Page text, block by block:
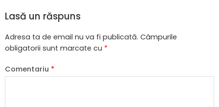
Lasă un răspuns
Adresa ta de email nu va fi publicată. Câmpurile
obligatorii sunt marcate cu *
Comentariu *